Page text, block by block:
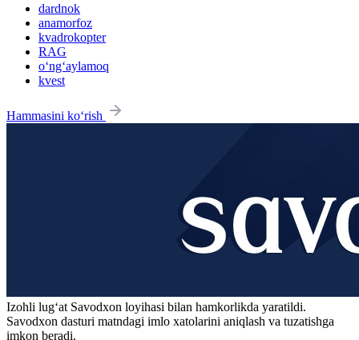
dardnok
anamorfoz
kvadrokopter
RAG
o‘ng‘aylamoq
kvest
Hammasini ko‘rish
Izohli lugʻat Savodxon loyihasi bilan hamkorlikda yaratildi.
Savodxon dasturi matndagi imlo xatolarini aniqlash va tuzatishga
imkon beradi.